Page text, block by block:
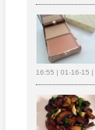
16:55 | 01-16-15 |